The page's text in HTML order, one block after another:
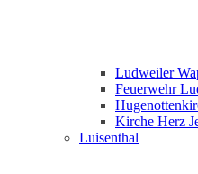
Ludweiler
Feuerwehr
Kirche Herz
Luisenthal